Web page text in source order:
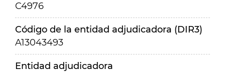
C4976
Código de la entidad adjudicadora (DIR3)
A13043493
Entidad adjudicadora